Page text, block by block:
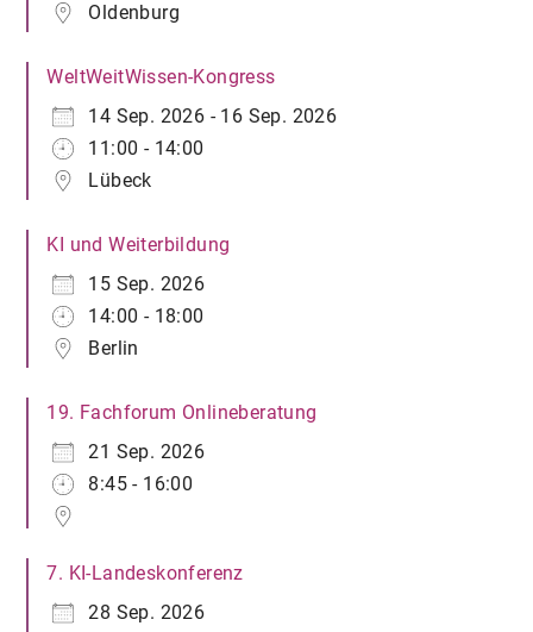
Oldenburg
WeltWeitWissen-Kongress
14 Sep. 2026 - 16 Sep. 2026
11:00 - 14:00
Lübeck
KI und Weiterbildung
15 Sep. 2026
14:00 - 18:00
Berlin
19. Fachforum Onlineberatung
21 Sep. 2026
8:45 - 16:00
7. KI-Landeskonferenz
28 Sep. 2026